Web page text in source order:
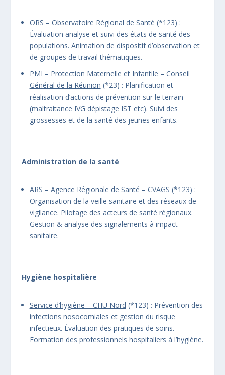
ORS – Observatoire Régional de Santé (*123) :
Évaluation analyse et suivi des états de santé des
populations. Animation de dispositif d’observation et
de groupes de travail thématiques.
PMI – Protection Maternelle et Infantile – Conseil
Général de la Réunion (*23) : Planification et
réalisation d’actions de prévention sur le terrain
(maltraitance IVG dépistage IST etc). Suivi des
grossesses et de la santé des jeunes enfants.
Administration de la santé
ARS – Agence Régionale de Santé – CVAGS (*123) :
Organisation de la veille sanitaire et des réseaux de
vigilance. Pilotage des acteurs de santé régionaux.
Gestion & analyse des signalements à impact
sanitaire.
Hygiène hospitalière
Service d’hygiène – CHU Nord (*123) : Prévention des
infections nosocomiales et gestion du risque
infectieux. Évaluation des pratiques de soins.
Formation des professionnels hospitaliers à l’hygiène.